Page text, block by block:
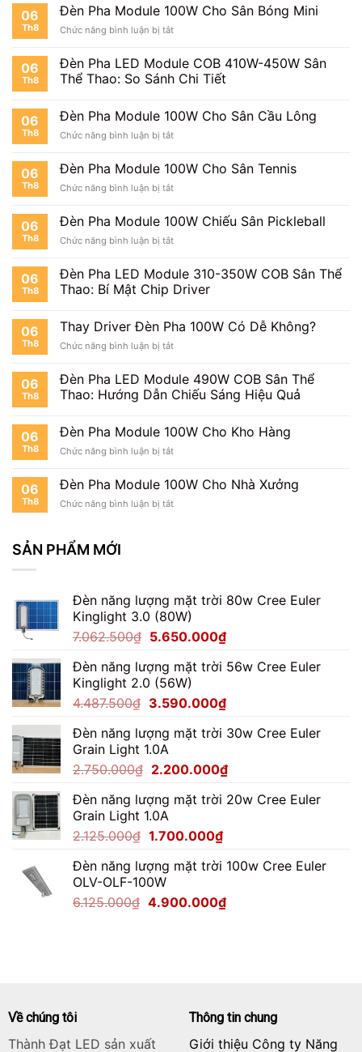
06
Th8
Đèn Pha Module 100W Cho Sân Bóng Mini
Chức năng bình luận bị tắtở
Pha
Module
100W
Sân
Mini
06
Th8
Đèn Pha LED Module COB 410W-450W Sân
Thể Thao: So Sánh Chi Tiết
06
Th8
Đèn Pha Module 100W Cho Sân Cầu Lông
Chức năng bình luận bị tắtở
Pha
Module
100W
Sân
Lông
06
Th8
Đèn Pha Module 100W Cho Sân Tennis
Chức năng bình luận bị tắtở
Pha
Module
100W
Sân
Tennis
06
Th8
Đèn Pha Module 100W Chiếu Sân Pickleball
Chức năng bình luận bị tắtở
Pha
Module
100W
Sân
Pickleball
06
Th8
Đèn Pha LED Module 310-350W COB Sân Thể
Thao: Bí Mật Chip Driver
06
Th8
Thay Driver Đèn Pha 100W Có Dễ Không?
Chức năng bình luận bị tắtở
Driver
Đèn
Pha
Có
Không?
06
Th8
Đèn Pha LED Module 490W COB Sân Thể
Thao: Hướng Dẫn Chiếu Sáng Hiệu Quả
06
Th8
Đèn Pha Module 100W Cho Kho Hàng
Chức năng bình luận bị tắtở
Pha
Module
100W
06
Th8
Đèn Pha Module 100W Cho Nhà Xưởng
Chức năng bình luận bị tắtở
Xưởng
SẢN PHẨM MỚI
Đèn năng lượng mặt trời 80w Cree Euler
Kinglight 3.0 (80W)
7.062.500₫ Giá
là:
7.062.500₫.
5.650.000₫Giá
tại
5.650.000₫.
Đèn năng lượng mặt trời 56w Cree Euler
Kinglight 2.0 (56W)
4.487.500₫ Giá
là:
4.487.500₫.
3.590.000₫Giá
tại
3.590.000₫.
Đèn năng lượng mặt trời 30w Cree Euler
Grain Light 1.0A
2.750.000₫ Giá
là:
2.750.000₫.
2.200.000₫Giá
tại
Đèn năng lượng mặt trời 20w Cree Euler
Grain Light 1.0A
2.125.000₫ Giá
là:
2.125.000₫.
1.700.000₫Giá
tại
1.700.000₫.
Đèn năng lượng mặt trời 100w Cree Euler
OLV-OLF-100W
6.125.000₫ Giá
4.900.000₫Giá
Về chúng tôi
Thành Đạt LED sản xuất
Thông tin chung
Giới thiệu Công ty Năng